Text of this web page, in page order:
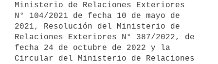
Ministerio de Relaciones Exteriores
N° 104/2021 de fecha 10 de mayo de
2021, Resolución del Ministerio de
Relaciones Exteriores N° 387/2022, de
fecha 24 de octubre de 2022 y la
Circular del Ministerio de Relaciones